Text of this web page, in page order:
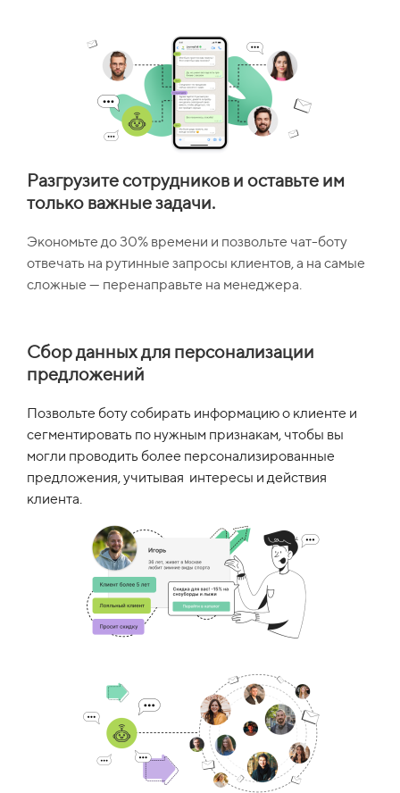
Разгрузите сотрудников и оставьте им
только важные задачи.
Экономьте до 30% времени и позвольте чат-боту
отвечать на рутинные запросы клиентов, а на самые
сложные — перенаправьте на менеджера.
Сбор данных для персонализации
предложений
Позвольте боту собирать информацию о клиенте и
сегментировать по нужным признакам, чтобы вы
могли проводить более персонализированные
предложения, учитывая интересы и действия
клиента.